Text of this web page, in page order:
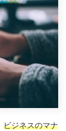
ビジネスのマナ